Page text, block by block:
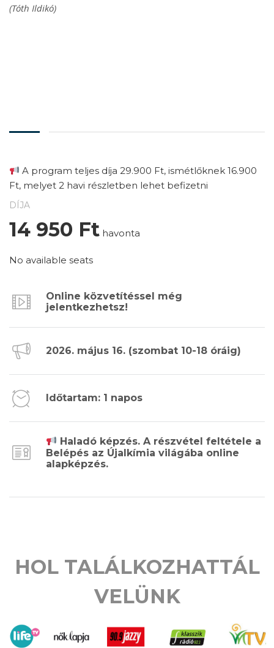
(Tóth Ildikó)
A program teljes díja 29.900 Ft, ismétlőknek 16.900
Ft, melyet 2 havi részletben lehet befizetni
DÍJA
14 950 Ft havonta
No available seats
Online közvetítéssel még
jelentkezhetsz!
2026. május 16. (szombat 10-18 óráig)
Időtartam: 1 napos
Haladó képzés. A részvétel feltétele a
Belépés az Újalkímia világába online
alapképzés.
HOL TALÁLKOZHATTÁL
VELÜNK